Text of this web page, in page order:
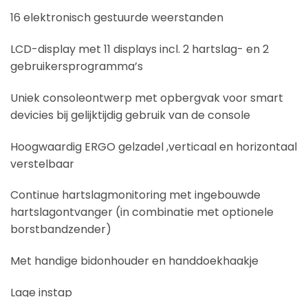
16 elektronisch gestuurde weerstanden
LCD-display met 11 displays incl. 2 hartslag- en 2
gebruikersprogramma’s
Uniek consoleontwerp met opbergvak voor smart
devicies bij gelijktijdig gebruik van de console
Hoogwaardig ERGO gelzadel ,verticaal en horizontaal
verstelbaar
Continue hartslagmonitoring met ingebouwde
hartslagontvanger (in combinatie met optionele
borstbandzender)
Met handige bidonhouder en handdoekhaakje
Lage instap